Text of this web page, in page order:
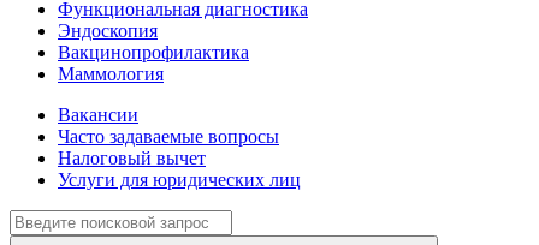
Функциональная диагностика
Эндоскопия
Вакцинопрофилактика
Маммология
Вакансии
Часто задаваемые вопросы
Налоговый вычет
Услуги для юридических лиц